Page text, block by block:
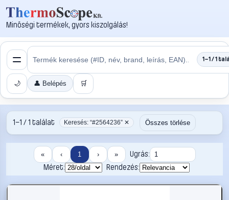
Minőségi termékek, gyors kiszolgálás!
1–1 / 1
🌙 👤 Belépés 🛒
1–1 / 1 találat Keresés: “#2564236” ✕ Összes törlése
« ‹ 1 › »
Ugrás:
Méret:
Rendezés: